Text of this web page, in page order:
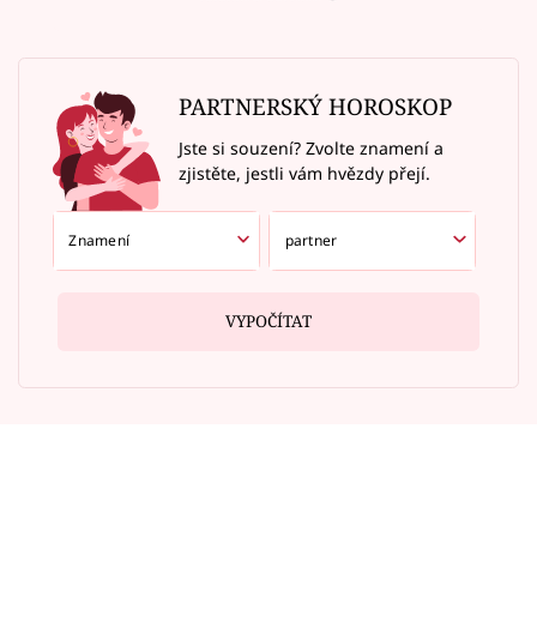
PARTNERSKÝ HOROSKOP
Jste si souzení? Zvolte znamení a
zjistěte, jestli vám hvězdy přejí.
VYPOČÍTAT